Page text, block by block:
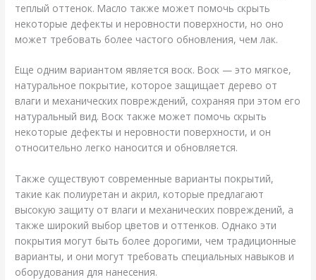
теплый оттенок. Масло также может помочь скрыть
некоторые дефекты и неровности поверхности, но оно
может требовать более частого обновления, чем лак.
Еще одним вариантом является воск. Воск — это мягкое,
натуральное покрытие, которое защищает дерево от
влаги и механических повреждений, сохраняя при этом его
натуральный вид. Воск также может помочь скрыть
некоторые дефекты и неровности поверхности, и он
относительно легко наносится и обновляется.
Также существуют современные варианты покрытий,
такие как полиуретан и акрил, которые предлагают
высокую защиту от влаги и механических повреждений, а
также широкий выбор цветов и оттенков. Однако эти
покрытия могут быть более дорогими, чем традиционные
варианты, и они могут требовать специальных навыков и
оборудования для нанесения.